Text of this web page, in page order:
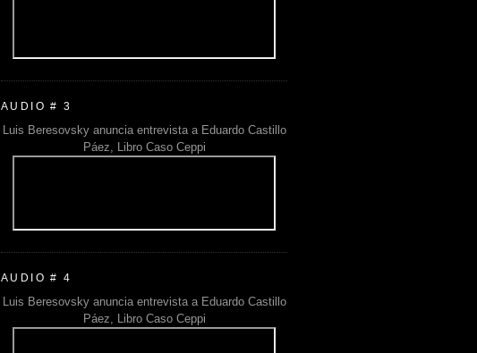
AUDIO # 3
Luis Beresovsky anuncia entrevista a Eduardo Castillo
Páez, Libro Caso Ceppi
AUDIO # 4
Luis Beresovsky anuncia entrevista a Eduardo Castillo
Páez, Libro Caso Ceppi